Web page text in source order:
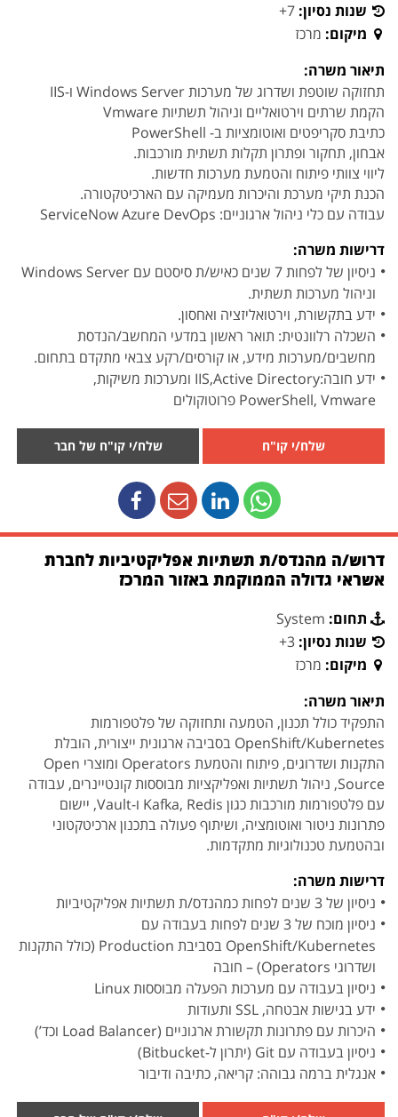
שנות נסיון: 7+
מיקום: מרכז
תיאור משרה:
תחזוקה שוטפת ושדרוג של מערכות Windows Server ו-IIS
הקמת שרתים וירטואליים וניהול תשתיות Vmware
כתיבת סקריפטים ואוטומציות ב- PowerShell
אבחון, תחקור ופתרון תקלות תשתית מורכבות.
ליווי צוותי פיתוח והטמעת מערכות חדשות.
הכנת תיקי מערכת והיכרות מעמיקה עם הארכיטקטורה.
עבודה עם כלי ניהול ארגוניים: ServiceNow Azure DevOps
דרישות משרה:
ניסיון של לפחות 7 שנים כאיש/ת סיסטם עם Windows Server
וניהול מערכות תשתית.
ידע בתקשורת, וירטואליזציה ואחסון.
השכלה רלוונטית: תואר ראשון במדעי המחשב/הנדסת
מחשבים/מערכות מידע, או קורסים/רקע צבאי מתקדם בתחום.
ידע חובה:IIS,Active Directory ומערכות משיקות,
PowerShell, Vmware פרוטוקולים
שלח/י קו"ח שלח/י קו"ח של חבר
דרוש/ה מהנדס/ת תשתיות אפליקטיביות לחברת
אשראי גדולה הממוקמת באזור המרכז
תחום: System
שנות נסיון: 3+
מיקום: מרכז
תיאור משרה:
התפקיד כולל תכנון, הטמעה ותחזוקה של פלטפורמות
OpenShift/Kubernetes בסביבה ארגונית ייצורית, הובלת
התקנות ושדרוגים, פיתוח והטמעת Operators ומוצרי Open
Source, ניהול תשתיות ואפליקציות מבוססות קונטיינרים, עבודה
עם פלטפורמות מורכבות כגון Kafka, Redis ו-Vault, יישום
פתרונות ניטור ואוטומציה, ושיתוף פעולה בתכנון ארכיטקטוני
ובהטמעת טכנולוגיות מתקדמות.
דרישות משרה:
ניסיון של 3 שנים לפחות כמהנדס/ת תשתיות אפליקטיביות
ניסיון מוכח של 3 שנים לפחות בעבודה עם
OpenShift/Kubernetes בסביבת Production (כולל התקנות
ושדרוגי Operators) – חובה
ניסיון בעבודה עם מערכות הפעלה מבוססות Linux
ידע בגישות אבטחה, SSL ותעודות
היכרות עם פתרונות תקשורת ארגוניים (Load Balancer וכד’)
ניסיון בעבודה עם Git (יתרון ל-Bitbucket)
אנגלית ברמה גבוהה: קריאה, כתיבה ודיבור